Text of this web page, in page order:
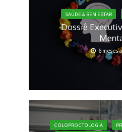
SAÚDE & BEM ESTAR
Dossiê
6 meses
COLOPROCTOLOGIA